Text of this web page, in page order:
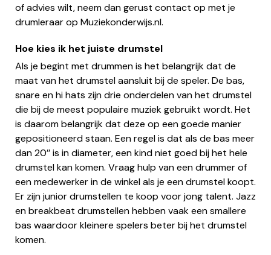
of advies wilt, neem dan gerust contact op met je
drumleraar op Muziekonderwijs.nl.
Hoe kies ik het juiste drumstel
Als je begint met drummen is het belangrijk dat de
maat van het drumstel aansluit bij de speler. De bas,
snare en hi hats zijn drie onderdelen van het drumstel
die bij de meest populaire muziek gebruikt wordt. Het
is daarom belangrijk dat deze op een goede manier
gepositioneerd staan. Een regel is dat als de bas meer
dan 20’’ is in diameter, een kind niet goed bij het hele
drumstel kan komen. Vraag hulp van een drummer of
een medewerker in de winkel als je een drumstel koopt.
Er zijn junior drumstellen te koop voor jong talent. Jazz
en breakbeat drumstellen hebben vaak een smallere
bas waardoor kleinere spelers beter bij het drumstel
komen.